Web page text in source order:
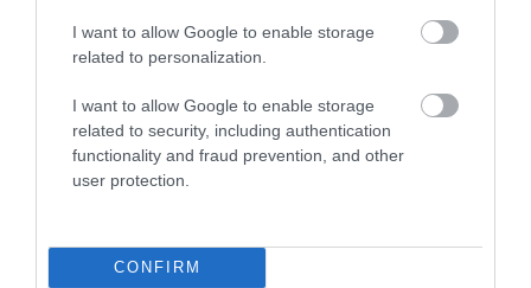
I want to allow Google to enable storage
related to personalization.
I want to allow Google to enable storage
related to security, including authentication
functionality and fraud prevention, and other
user protection.
CONFIRM
HOLTAN SZÁLLÍTOTTÁK HAZA A 80 ÉVES
ASSZONYT A HATVANI KÓR...